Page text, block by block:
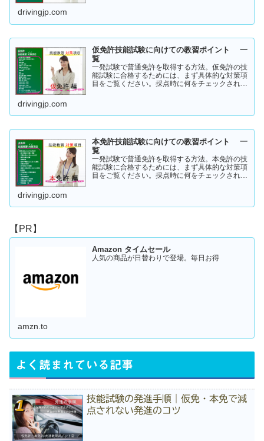
drivingjp.com
仮免許技能試験に向けての教習ポイント 一
覧
一発試験で普通免許を取得する方法。仮免許の技
能試験に合格するためには、まず具体的な対策項
目をご覧ください。採点時に何をチェックされる
drivingjp.com
本免許技能試験に向けての教習ポイント 一
覧
一発試験で普通免許を取得する方法。本免許の技
能試験に合格するためには、まず具体的な対策項
目をご覧ください。採点時に何をチェックされる
drivingjp.com
【PR】
Amazon タイムセール
人気の商品が日替わりで登場。毎日お得
amzn.to
よく読まれている記事
技能試験の発進手順｜仮免・本免で減
点されない発進のコツ